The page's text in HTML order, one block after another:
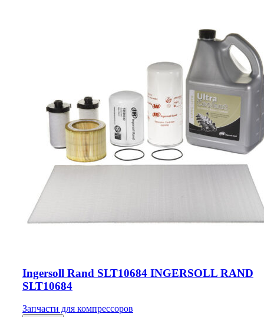
Ingersoll Rand SLT10684 INGERSOLL RAND
SLT10684
Запчасти для компрессоров